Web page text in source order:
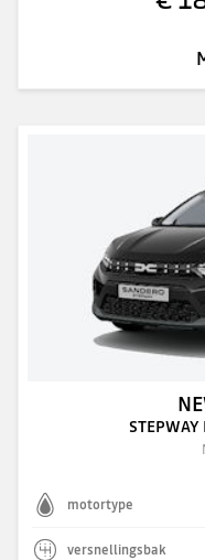
STEPWAY
motortype
versnellingsbak